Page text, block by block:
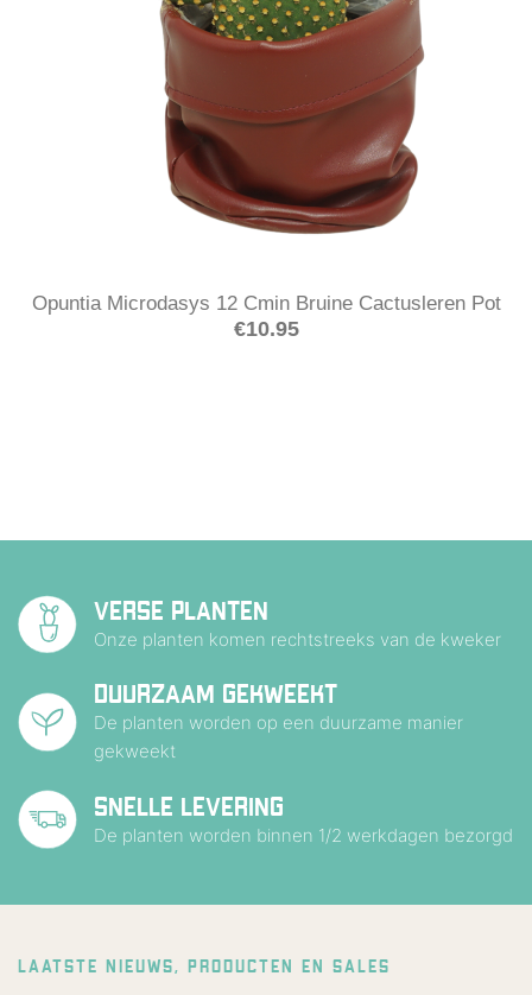
Opuntia Microdasys 12 Cmin Bruine Cactusleren Pot
€10.95
VERSE PLANTEN
Onze planten komen rechtstreeks van de kweker
DUURZAAM GEKWEEKT
De planten worden op een duurzame manier
gekweekt
SNELLE LEVERING
De planten worden binnen 1/2 werkdagen bezorgd
LAATSTE NIEUWS, PRODUCTEN EN SALES